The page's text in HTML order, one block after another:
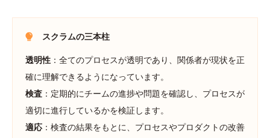
スクラムの三本柱
透明性 ：全てのプロセスが透明であり、関係者が現状を正
確に理解できるようになっています。
検査 ：定期的にチームの進捗や問題を確認し、プロセスが
適切に進行しているかを検証します。
適応 ：検査の結果をもとに、プロセスやプロダクトの改善